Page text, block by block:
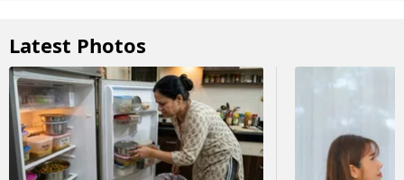
Latest Photos